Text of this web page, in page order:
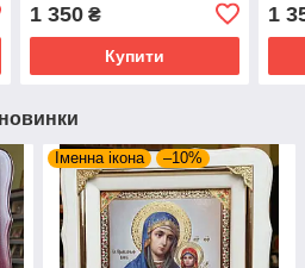
розмір кіота 37*47, сюжет
30*40.
1 350₴
Купити
1
Іменна ікона –10%